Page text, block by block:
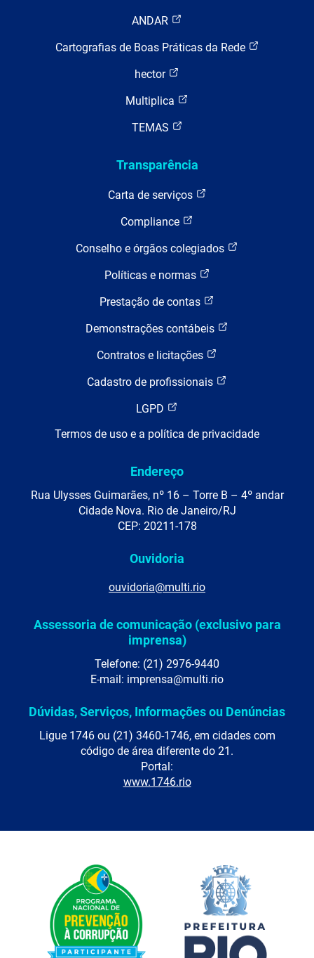
ANDAR
Cartografias de Boas Práticas da Rede
hector
Multiplica
TEMAS
Transparência
Carta de serviços
Compliance
Conselho e órgãos colegiados
Políticas e normas
Prestação de contas
Demonstrações contábeis
Contratos e licitações
Cadastro de profissionais
LGPD
Termos de uso e a política de privacidade
Endereço
Rua Ulysses Guimarães, nº 16 – Torre B – 4º andar
Cidade Nova. Rio de Janeiro/RJ
CEP: 20211-178
Ouvidoria
ouvidoria@multi.rio
Assessoria de comunicação (exclusivo para
imprensa)
Telefone: (21) 2976-9440
E-mail: imprensa@multi.rio
Dúvidas, Serviços, Informações ou Denúncias
Ligue 1746 ou (21) 3460-1746, em cidades com
código de área diferente do 21.
Portal:
www.1746.rio